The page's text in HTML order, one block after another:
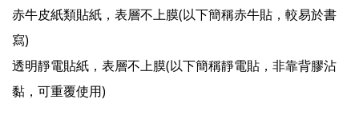
赤牛皮紙類貼紙，表層不上膜(以下簡稱赤牛貼，較易於書
寫)
透明靜電貼紙，表層不上膜(以下簡稱靜電貼，非靠背膠沾
黏，可重覆使用)